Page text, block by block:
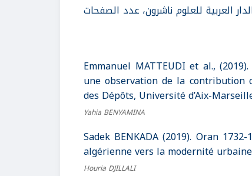
بيروت: الدار العربية للعلوم ناشرون، عدد الصفحات
Emmanuel MATTEUDI et al.,
une observation de la contribution
des Dépôts, Université d’Aix-
Yahia BENYAMINA
Sadek BENKADA (2019). Oran
algérienne vers la modernité
Houria DJILLALI